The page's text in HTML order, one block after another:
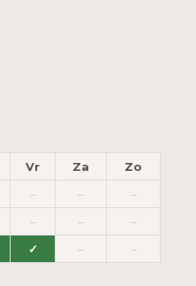
Vr Za
Zo
– –
–
– –
–
✓ – –